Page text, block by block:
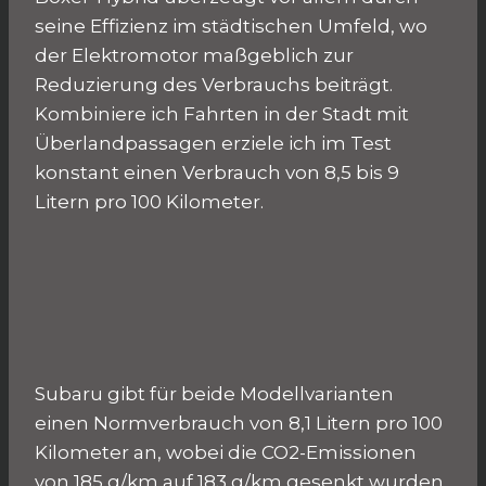
seine Effizienz im städtischen Umfeld, wo
der Elektromotor maßgeblich zur
Reduzierung des Verbrauchs beiträgt.
Kombiniere ich Fahrten in der Stadt mit
Überlandpassagen erziele ich im Test
konstant einen Verbrauch von 8,5 bis 9
Litern pro 100 Kilometer.
Subaru gibt für beide Modellvarianten
einen Normverbrauch von 8,1 Litern pro 100
Kilometer an, wobei die CO2-Emissionen